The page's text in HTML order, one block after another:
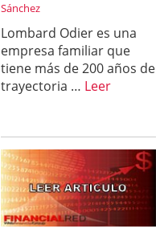
Sánchez
Lombard Odier es una
empresa familiar que
tiene más de 200 años de
trayectoria … Leer